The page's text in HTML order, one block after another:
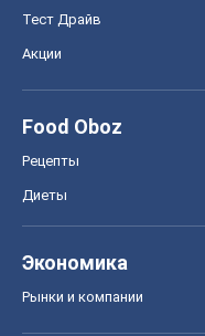
Тест Драйв
Акции
Food Oboz
Рецепты
Диеты
Экономика
Рынки и компании